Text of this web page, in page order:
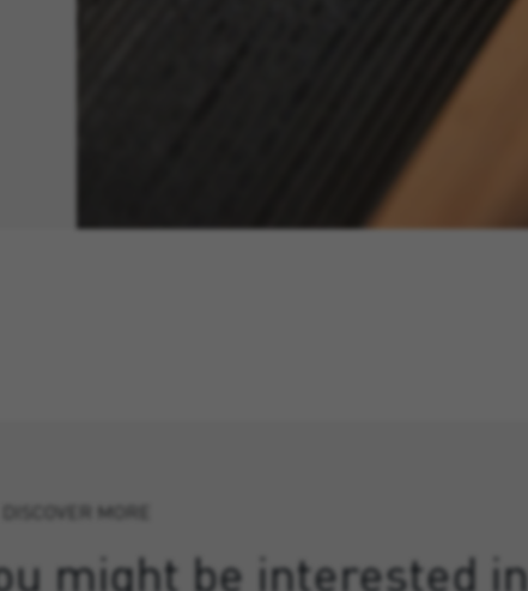
DISCOVER MORE
might be interested in